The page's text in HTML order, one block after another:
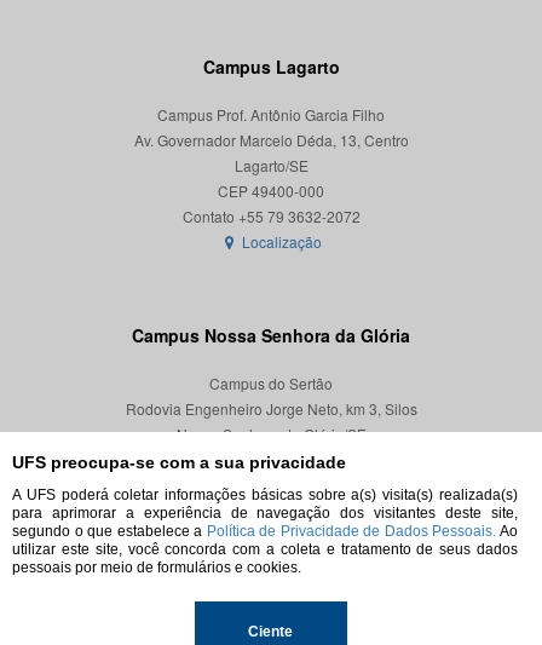
UFS preocupa-se com a sua privacidade
A UFS poderá coletar informações básicas sobre a(s) visita(s) realizada(s)
para aprimorar a experiência de navegação dos visitantes deste site,
segundo o que estabelece a Política de Privacidade de Dados Pessoais. Ao
utilizar este site, você concorda com a coleta e tratamento de seus dados
pessoais por meio de formulários e cookies.
Ciente
Campus Lagarto
Campus Prof. Antônio Garcia Filho
Av. Governador Marcelo Déda, 13, Centro
Lagarto/SE
CEP 49400-000
Localização
Campus Nossa Senhora da Glória
Campus do Sertão
Rodovia Engenheiro Jorge Neto, km 3, Silos
Nossa Senhora da Glória/SE
CEP 49680-000
Localização
© 2026. Todos os direitos reservados.